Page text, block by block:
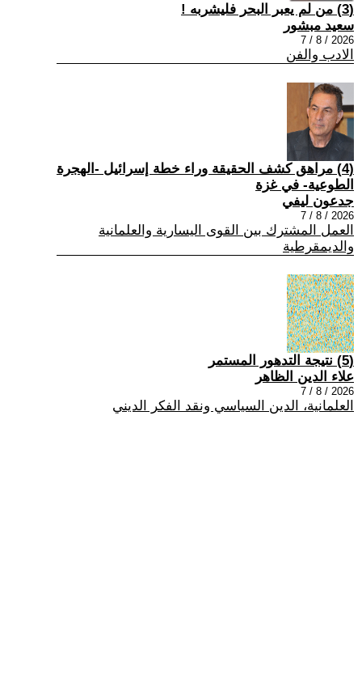
(3) من لم يعبر البحر فليشربه !
سعيد مبشور
2026 / 8 / 7
الادب والفن
(4) مراهق كشف الحقيقة وراء خطة إسرائيل -الهجرة
الطوعية- في غزة
جدعون ليفي
2026 / 8 / 7
العمل المشترك بين القوى اليسارية والعلمانية
والديمقرطية
(5) نتيجة التدهور المستمر
علاء الدين الظاهر
2026 / 8 / 7
العلمانية، الدين السياسي ونقد الفكر الديني